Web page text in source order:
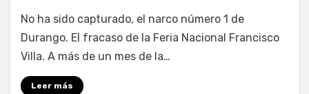
por Fernando Miranda Servín
No ha sido capturado, el narco número 1 de
Durango. El fracaso de la Feria Nacional Francisco
Villa. A más de un mes de la…
Leer más